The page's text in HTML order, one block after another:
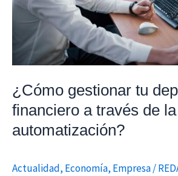
¿Cómo gestionar tu
financiero a través de la
automatización?
Actualidad, Economía, Empresa/
través
automatización?